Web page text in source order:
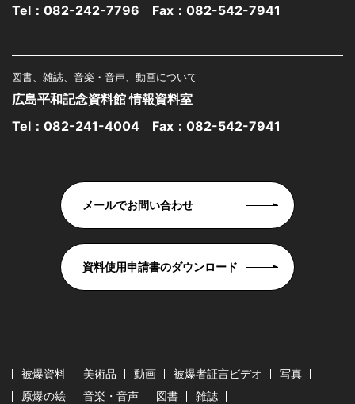
Tel： 082-242-7796 Fax：082-542-7941
図書、雑誌、音楽・音声、動画について
広島平和記念資料館 情報資料室
Tel： 082-241-4004 Fax：082-542-7941
メールでお問い合わせ
資料使用申請書のダウンロード
被爆資料 美術品 動画 被爆者証言ビデオ
写真
原爆の絵
音楽・音声 図書 雑誌